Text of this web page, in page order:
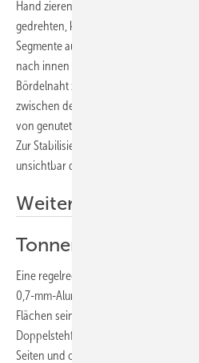
Hand zieren die gepresste Schale, die
gedrehten, konkaven Fuß aus 12
Segmente aus 0,7 mm starkem Kupfer
nach innen gefalzt und durch
Bördelnaht zwischen Schale und Fuß
zwischen dem Fuß und der
von genuteten Messingkränzen mit 20
Zur Stabilisierung ist das Taufbecken
unsichtbar durch ein Edelstahlrohr mit
Weitere
Tonnendach mit
Eine regelrechte Dachlandschaft aus
0,7-mm-Aluminium konstruierte Sascha
Flächen seines Tonnendachs mit
Doppelstehfalztechnik mit 25 mm
Seiten und oberhalb der Gaube sind